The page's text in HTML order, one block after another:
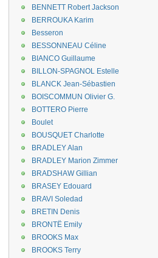
BENNETT Robert Jackson
BERROUKA Karim
Besseron
BESSONNEAU Céline
BIANCO Guillaume
BILLON-SPAGNOL Estelle
BLANCK Jean-Sébastien
BOISCOMMUN Olivier G.
BOTTERO Pierre
Boulet
BOUSQUET Charlotte
BRADLEY Alan
BRADLEY Marion Zimmer
BRADSHAW Gillian
BRASEY Edouard
BRAVI Soledad
BRETIN Denis
BRONTË Emily
BROOKS Max
BROOKS Terry